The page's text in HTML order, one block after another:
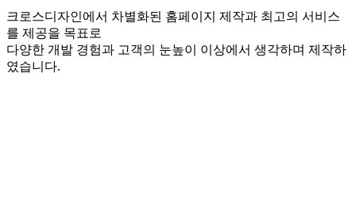
크로스디자인에서 차별화된 홈페이지 제작과 최고의 서비스
를 제공을 목표로
다양한 개발 경험과 고객의 눈높이 이상에서 생각하며 제작하
였습니다.